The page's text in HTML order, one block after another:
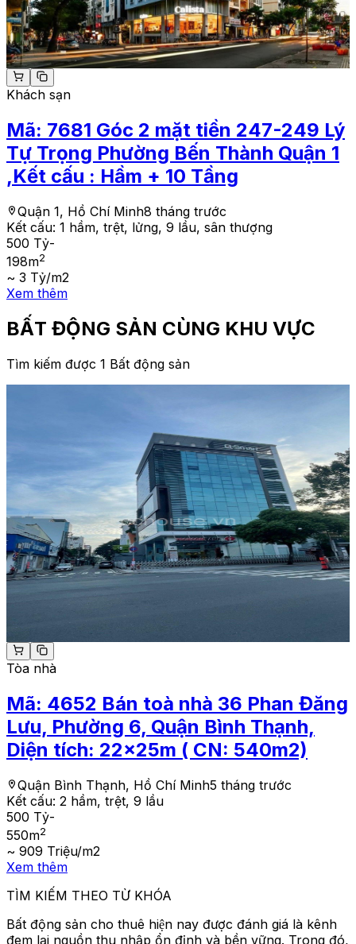
Khách sạn
Mã: 7681 Góc 2 mặt tiền 247-249 Lý
Tự Trọng Phường Bến Thành Quận 1
,Kết cấu : Hầm + 10 Tầng
Quận 1, Hồ Chí Minh8 tháng trước
Kết cấu: 1 hầm, trệt, lửng, 9 lầu, sân thượng
500 Tỷ-
198m2
~ 3 Tỷ/m2
Xem thêm
BẤT ĐỘNG SẢN CÙNG KHU VỰC
Tìm kiếm được 1 Bất động sản
Tòa nhà
Mã: 4652 Bán toà nhà 36 Phan Đăng
Lưu, Phường 6, Quận Bình Thạnh,
Diện tích: 22x25m ( CN: 540m2)
Quận Bình Thạnh, Hồ Chí Minh5 tháng trước
Kết cấu: 2 hầm, trệt, 9 lầu
500 Tỷ-
550m2
~ 909 Triệu/m2
Xem thêm
TÌM KIẾM THEO TỪ KHÓA
Bất động sản cho thuê hiện nay được đánh giá là kênh
đem lại nguồn thu nhập ổn định và bền vững. Trong đó,